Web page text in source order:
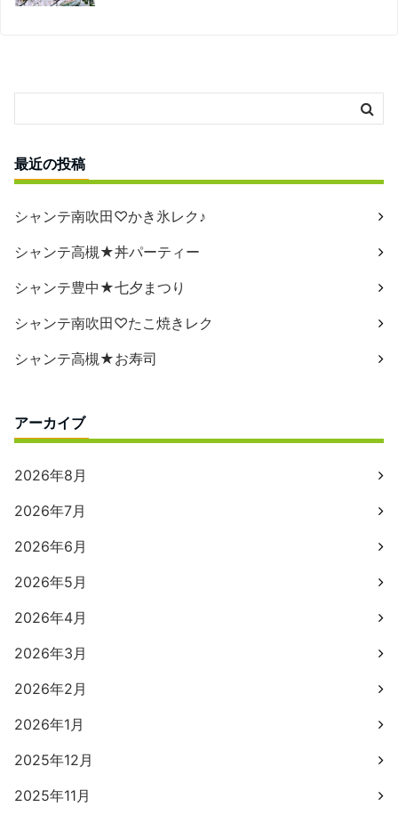
最近の投稿
シャンテ南吹田♡かき氷レク♪
シャンテ高槻★丼パーティー
シャンテ豊中★七夕まつり
シャンテ南吹田♡たこ焼きレク
シャンテ高槻★お寿司
アーカイブ
2026年8月
2026年7月
2026年6月
2026年5月
2026年4月
2026年3月
2026年2月
2026年1月
2025年12月
2025年11月